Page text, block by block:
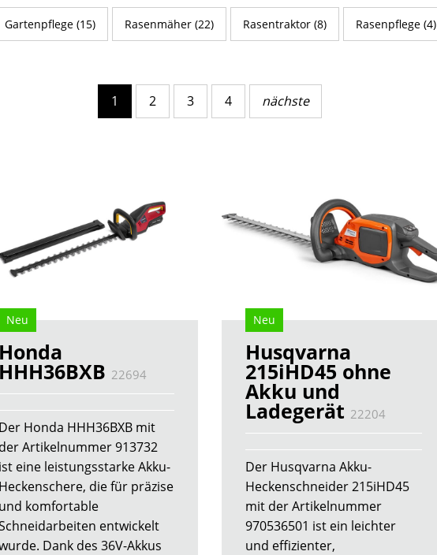
Gartenpflege (15) Rasenmäher (22) Rasentraktor (8) Rasenpflege (4)
1 2 3 4 nächste
Neu
Honda
HHH36BXB 22694
Der Honda HHH36BXB mit
der Artikelnummer 913732
ist eine leistungsstarke Akku-
Heckenschere, die für präzise
und komfortable
entwickelt
Dank des 36V-Akkus
Neu
Husqvarna
215iHD45 ohne
Akku und
Ladegerät 22204
Der Husqvarna Akku-
Heckenschneider 215iHD45
mit der Artikelnummer
970536501 ist ein leichter
und effizienter,